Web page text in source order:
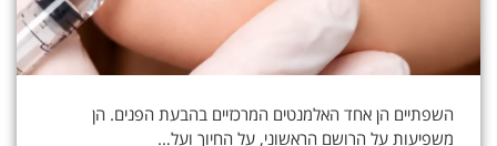
השפתיים הן אחד האלמנטים המרכזיים בהבעת הפנים. הן
משפיעות על הרושם הראשוני, על החיוך ועל…